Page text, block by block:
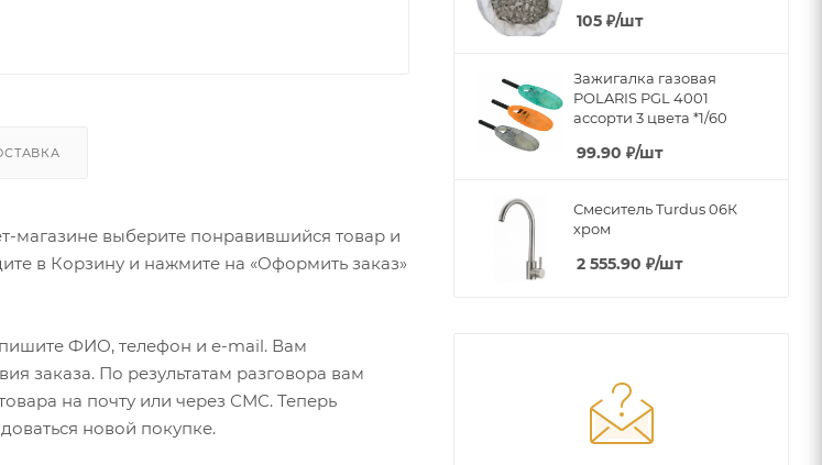
магазине выберите понравившийся товар и
в Корзину и нажмите на «Оформить заказ»
ФИО, телефон и e-mail. Вам
заказа. По результатам разговора вам
на почту или через СМС. Теперь
новой покупке.
105 ₽/шт
Зажигалка газовая
POLARIS PGL 4001
ассорти 3 цвета *1/60
99.90 ₽/шт
Смеситель Turdus 06К
хром
2 555.90 ₽/шт